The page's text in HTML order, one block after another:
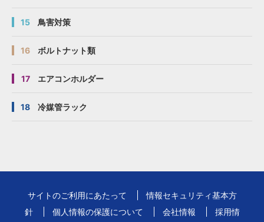
15 鳥害対策
16 ボルトナット類
17 エアコンホルダー
18 冷媒管ラック
サイトのご利用にあたって
情報セキュリティ基本方
針
個人情報の保護について 会社情報 採用情